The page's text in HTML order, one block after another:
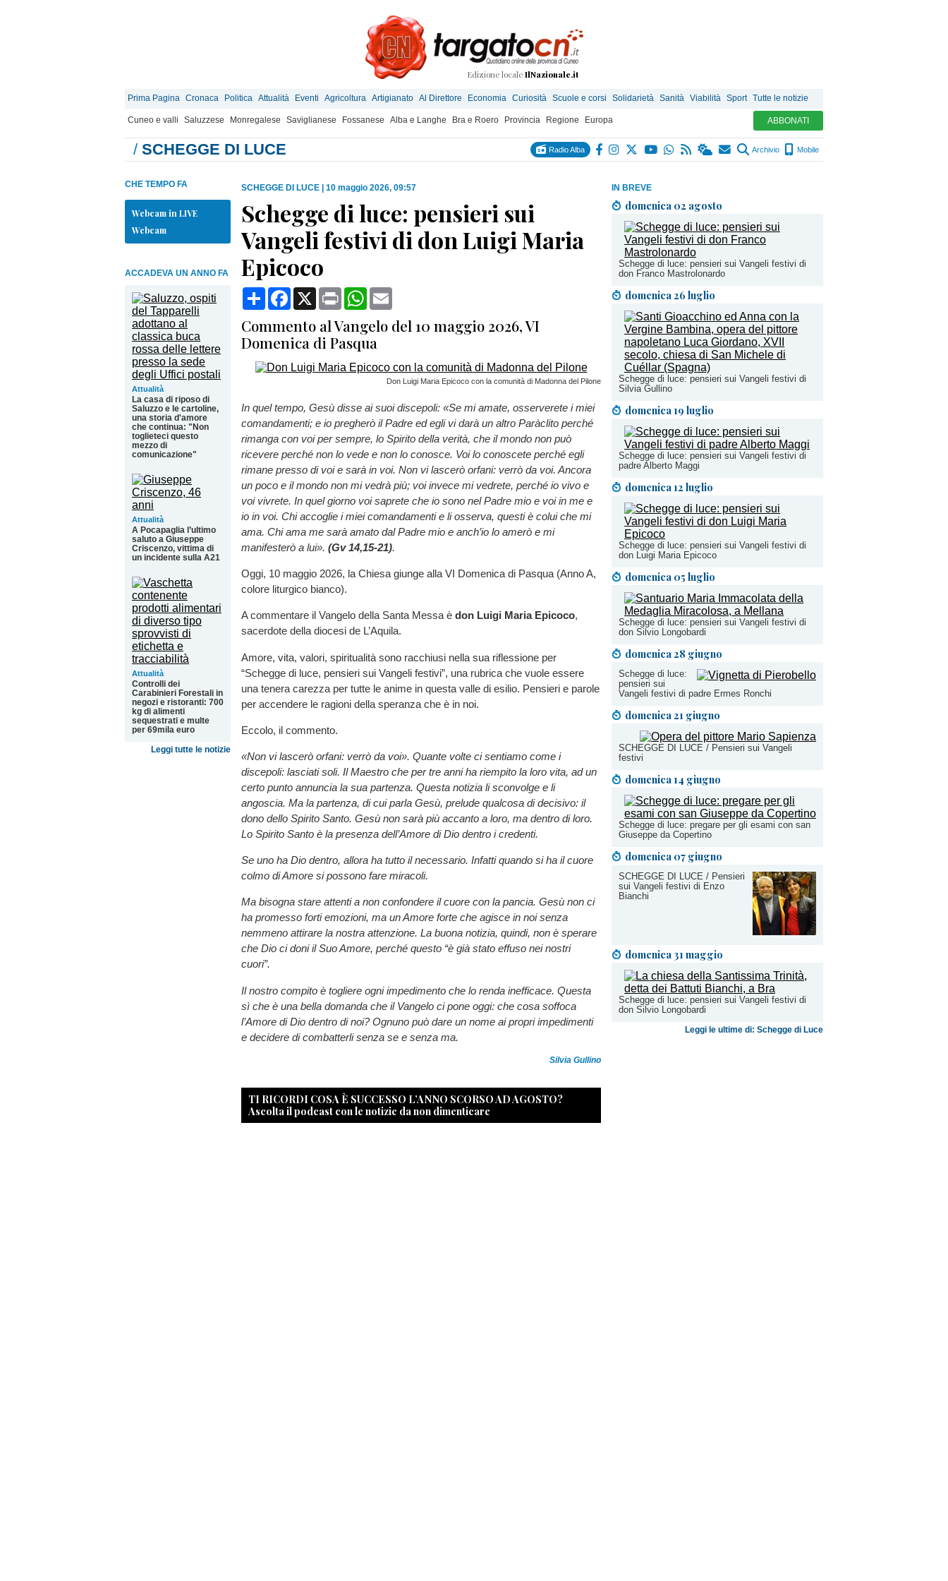
Edizione locale IlNazionale.it
Prima Pagina Cronaca Politica Attualità Eventi Agricoltura Artigianato Al Direttore Economia Curiosità Scuole e corsi Solidarietà Sanità Viabilità Sport Tutte le notizie
Cuneo e valli Saluzzese Monregalese Saviglianese Fossanese Alba e Langhe Bra e Roero Provincia Regione Europa ABBONATI
/ SCHEGGE DI LUCE Radio Alba Archivio Mobile
IN BREVE
domenica 02 agosto
Schegge di luce: pensieri sui Vangeli festivi di
don Franco Mastrolonardo
domenica 26 luglio
Schegge di luce: pensieri sui Vangeli festivi di
Silvia Gullino
domenica 19 luglio
Schegge di luce: pensieri sui Vangeli festivi di
padre Alberto Maggi
domenica 12 luglio
Schegge di luce: pensieri sui Vangeli festivi di
don Luigi Maria Epicoco
domenica 05 luglio
Schegge di luce: pensieri sui Vangeli festivi di
don Silvio Longobardi
domenica 28 giugno
Schegge di luce:
pensieri sui
Vangeli festivi di padre Ermes Ronchi
domenica 21 giugno
SCHEGGE DI LUCE / Pensieri sui Vangeli
festivi
domenica 14 giugno
Schegge di luce: pregare per gli esami con san
Giuseppe da Copertino
domenica 07 giugno
SCHEGGE DI LUCE / Pensieri
sui Vangeli festivi di Enzo
Bianchi
domenica 31 maggio
Schegge di luce: pensieri sui Vangeli festivi di
don Silvio Longobardi
Leggi le ultime di: Schegge di Luce
CHE TEMPO FA
Webcam in LIVE
Webcam
ACCADEVA UN ANNO FA
Attualità
La casa di riposo di
Saluzzo e le cartoline,
una storia d'amore
che continua: "Non
toglieteci questo
mezzo di
comunicazione"
Attualità
A Pocapaglia l’ultimo
saluto a Giuseppe
Criscenzo, vittima di
un incidente sulla A21
Attualità
Controlli dei
Carabinieri Forestali in
negozi e ristoranti: 700
kg di alimenti
sequestrati e multe
per 69mila euro
Leggi tutte le notizie
SCHEGGE DI LUCE 10 maggio 2026, 09:57
Schegge di luce: pensieri sui
Vangeli festivi di don Luigi Maria
Epicoco
CondividiFacebook
X Print WhatsApp
Commento al Vangelo del 10 maggio 2026, VI
Domenica di Pasqua
Don Luigi Maria Epicoco con la comunità di Madonna del Pilone
In quel tempo, Gesù disse ai suoi discepoli: «Se mi amate, osserverete i miei
comandamenti; e io pregherò il Padre ed egli vi darà un altro Paràclito perché
rimanga con voi per sempre, lo Spirito della verità, che il mondo non può
ricevere perché non lo vede e non lo conosce. Voi lo conoscete perché egli
rimane presso di voi e sarà in voi. Non vi lascerò orfani: verrò da voi. Ancora
un poco e il mondo non mi vedrà più; voi invece mi vedrete, perché io vivo e
voi vivrete. In quel giorno voi saprete che io sono nel Padre mio e voi in me e
io in voi. Chi accoglie i miei comandamenti e li osserva, questi è colui che mi
ama. Chi ama me sarà amato dal Padre mio e anch’io lo amerò e mi
manifesterò a lui». (Gv 14,15-21).
Oggi, 10 maggio 2026, la Chiesa giunge alla VI Domenica di Pasqua (Anno A,
colore liturgico bianco).
A commentare il Vangelo della Santa Messa è don Luigi Maria Epicoco,
sacerdote della diocesi de L’Aquila.
Amore, vita, valori, spiritualità sono racchiusi nella sua riflessione per
“Schegge di luce, pensieri sui Vangeli festivi”, una rubrica che vuole essere
una tenera carezza per tutte le anime in questa valle di esilio. Pensieri e parole
per accendere le ragioni della speranza che è in noi.
Eccolo, il commento.
«Non vi lascerò orfani: verrò da voi». Quante volte ci sentiamo come i
discepoli: lasciati soli. Il Maestro che per tre anni ha riempito la loro vita, ad un
certo punto annuncia la sua partenza. Questa notizia li sconvolge e li
angoscia. Ma la partenza, di cui parla Gesù, prelude qualcosa di decisivo: il
dono dello Spirito Santo. Gesù non sarà più accanto a loro, ma dentro di loro.
Lo Spirito Santo è la presenza dell’Amore di Dio dentro i credenti.
Se uno ha Dio dentro, allora ha tutto il necessario. Infatti quando si ha il cuore
colmo di Amore si possono fare miracoli.
Ma bisogna stare attenti a non confondere il cuore con la pancia. Gesù non ci
ha promesso forti emozioni, ma un Amore forte che agisce in noi senza
nemmeno attirare la nostra attenzione. La buona notizia, quindi, non è sperare
che Dio ci doni il Suo Amore, perché questo “è già stato effuso nei nostri
cuori”.
Il nostro compito è togliere ogni impedimento che lo renda inefficace. Questa
sì che è una bella domanda che il Vangelo ci pone oggi: che cosa soffoca
l’Amore di Dio dentro di noi? Ognuno può dare un nome ai propri impedimenti
e decidere di combatterli senza se e senza ma.
Silvia Gullino
TI RICORDI COSA È SUCCESSO L’ANNO SCORSO AD AGOSTO?
Ascolta il podcast con le notizie da non dimenticare